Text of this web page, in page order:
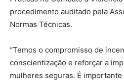
procedimento auditado pela
Normas Técnicas.
“Temos o compromisso de
conscientização e reforçar a
mulheres seguras. É